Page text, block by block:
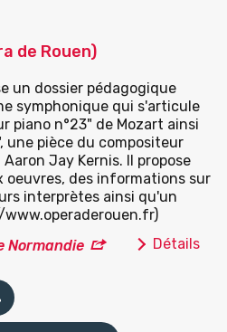
de Rouen)
un dossier pédagogique
symphonique qui s'articule
piano n°23" de Mozart ainsi
une pièce du compositeur
Jay Kernis. Il propose
oeuvres, des informations sur
interprètes ainsi qu'un
Normandie
Détails